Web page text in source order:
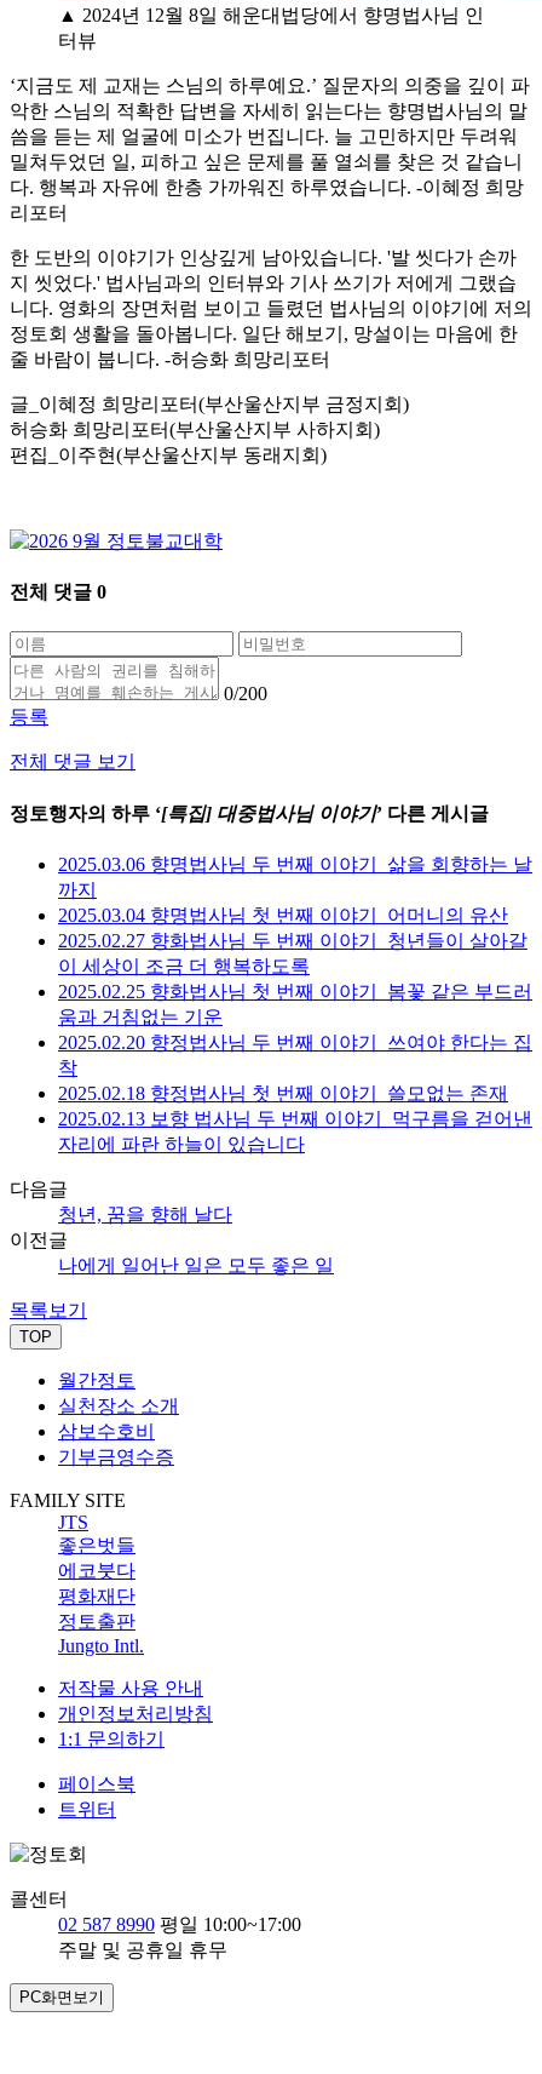
▲ 2024년 12월 8일 해운대법당에서 향명법사님 인
터뷰
‘지금도 제 교재는 스님의 하루예요.’ 질문자의 의중을 깊이 파
악한 스님의 적확한 답변을 자세히 읽는다는 향명법사님의 말
씀을 듣는 제 얼굴에 미소가 번집니다. 늘 고민하지만 두려워
밀쳐두었던 일, 피하고 싶은 문제를 풀 열쇠를 찾은 것 같습니
다. 행복과 자유에 한층 가까워진 하루였습니다. -이혜정 희망
리포터
한 도반의 이야기가 인상깊게 남아있습니다. '발 씻다가 손까
지 씻었다.' 법사님과의 인터뷰와 기사 쓰기가 저에게 그랬습
니다. 영화의 장면처럼 보이고 들렸던 법사님의 이야기에 저의
정토회 생활을 돌아봅니다. 일단 해보기, 망설이는 마음에 한
줄 바람이 붑니다. -허승화 희망리포터
글_이혜정 희망리포터(부산울산지부 금정지회)
허승화 희망리포터(부산울산지부 사하지회)
편집_이주현(부산울산지부 동래지회)
전체 댓글 0
0/200
등록
전체 댓글 보기
정토행자의 하루 ‘[특집] 대중법사님 이야기’ 다른 게시글
2025.03.06 향명법사님 두 번째 이야기_삶을 회향하는 날
까지
2025.03.04 향명법사님 첫 번째 이야기_어머니의 유산
2025.02.27 향화법사님 두 번째 이야기_청년들이 살아갈
이 세상이 조금 더 행복하도록
2025.02.25 향화법사님 첫 번째 이야기_봄꽃 같은 부드러
움과 거침없는 기운
2025.02.20 향정법사님 두 번째 이야기_쓰여야 한다는 집
착
2025.02.18 향정법사님 첫 번째 이야기_쓸모없는 존재
2025.02.13 보향 법사님 두 번째 이야기_먹구름을 걷어낸
자리에 파란 하늘이 있습니다
다음글
청년, 꿈을 향해 날다
이전글
나에게 일어난 일은 모두 좋은 일
목록보기
TOP
월간정토
실천장소 소개
삼보수호비
기부금영수증
FAMILY SITE
JTS
좋은벗들
에코붓다
평화재단
정토출판
Jungto Intl.
저작물 사용 안내
개인정보처리방침
1:1 문의하기
페이스북
트위터
콜센터
02 587 8990 평일 10:00~17:00
주말 및 공휴일 휴무
PC화면보기